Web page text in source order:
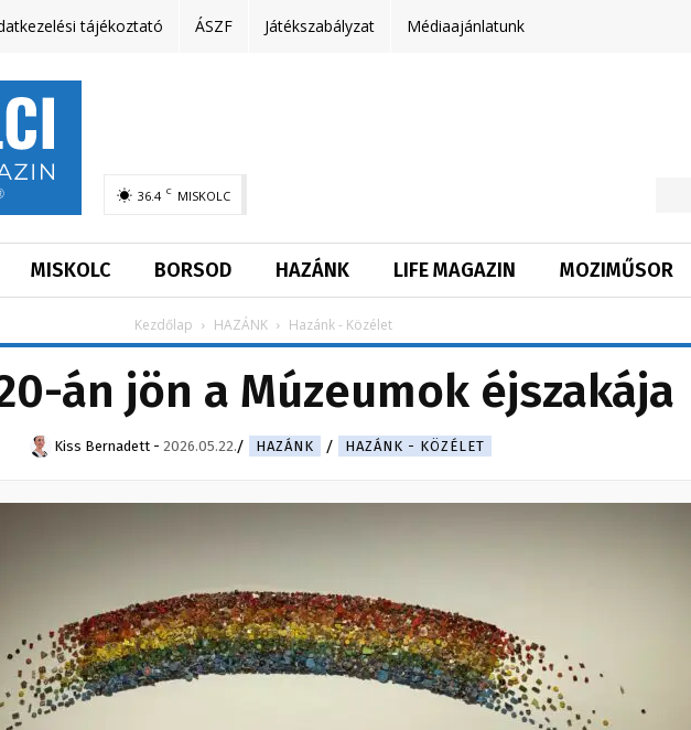
tájékoztató ÁSZF Játékszabályzat Médiaajánlatunk
36.4 C MISKOLC
MISKOLC BORSOD HAZÁNK LIFE MAGAZIN MOZIMŰSOR
Kezdőlap HAZÁNK Hazánk - Közélet
án jön a Múzeumok éjszakája
Kiss Bernadett - 2026.05.22. HAZÁNK HAZÁNK - KÖZÉLET